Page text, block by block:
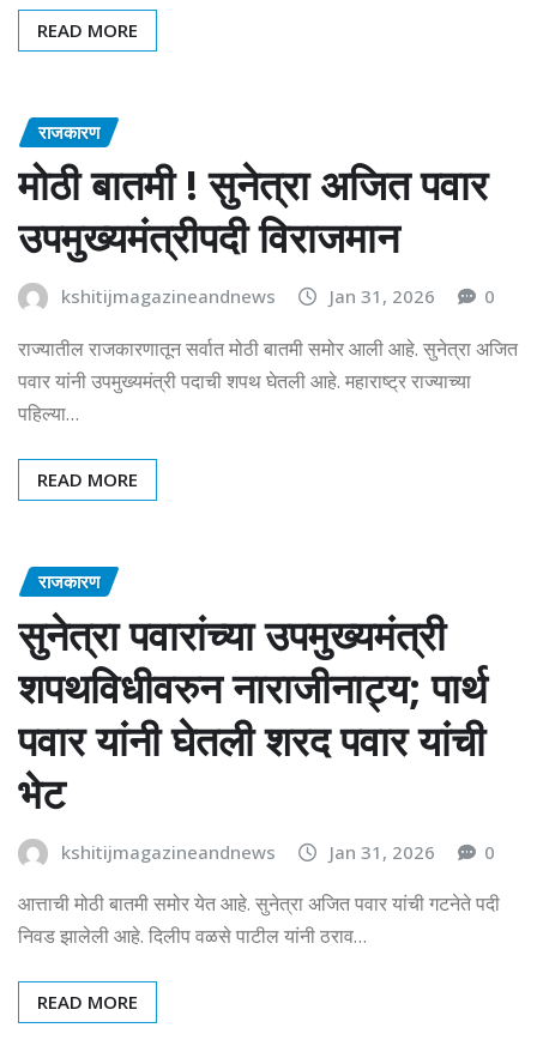
READ MORE
राजकारण
मोठी बातमी ! सुनेत्रा अजित पवार
उपमुख्यमंत्रीपदी विराजमान
kshitijmagazineandnews Jan 31, 2026 0
राज्यातील राजकारणातून सर्वात मोठी बातमी समोर आली आहे. सुनेत्रा अजित
पवार यांनी उपमुख्यमंत्री पदाची शपथ घेतली आहे. महाराष्ट्र राज्याच्या
पहिल्या…
READ MORE
राजकारण
सुनेत्रा पवारांच्या उपमुख्यमंत्री
शपथविधीवरुन नाराजीनाट्य; पार्थ
पवार यांनी घेतली शरद पवार यांची
भेट
kshitijmagazineandnews Jan 31, 2026 0
आत्ताची मोठी बातमी समोर येत आहे. सुनेत्रा अजित पवार यांची गटनेते पदी
निवड झालेली आहे. दिलीप वळसे पाटील यांनी ठराव…
READ MORE